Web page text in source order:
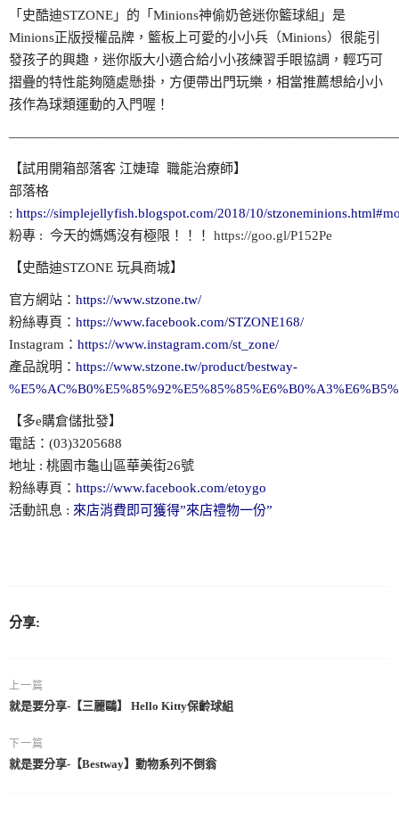
「史酷迪STZONE」的「Minions神偷奶爸迷你籃球組」是
Minions正版授權品牌，籃板上可愛的小小兵（Minions）很能引
發孩子的興趣，迷你版大小適合給小小孩練習手眼協調，輕巧可
摺疊的特性能夠隨處懸掛，方便帶出門玩樂，相當推薦想給小小
孩作為球類運動的入門喔！
【試用開箱部落客 江婕瑋 職能治療師】
部落格
: https://simplejellyfish.blogspot.com/2018/10/
粉專 : 今天的媽媽沒有極限！！！ https://goo.gl/P152Pe
【史酷迪STZONE 玩具商城】
官方網站： https://www.stzone.tw/
粉絲專頁： https://www.facebook.com/STZONE168/
Instagram： https://www.instagram.com/st_zone/
產品說明： https://www.stzone.tw/product/bestway-
【多e購倉儲批發】
電話：(03)3205688
地址 : 桃園市龜山區華美街26號
粉絲專頁： https://www.facebook.com/etoygo
活動訊息 : 來店消費即可獲得”來店禮物一份”
分享:
上一篇
就是要分享-【三麗鷗】 Hello Kitty保齡球組
下一篇
就是要分享-【Bestway】動物系列不倒翁